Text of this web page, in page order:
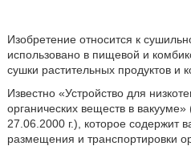
Изобретение относится к
использовано в пищевой и
сушки растительных продуктов и
Известно «Устройство для
органических веществ в
27.06.2000 г.), которое содержит
размещения и транспортировки